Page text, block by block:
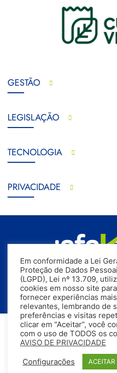
GESTÃO
LEGISLAÇÃO
TECNOLOGIA
PRIVACIDADE
Todos os direitos
Em conformidade a Lei
Proteção de Dados
(LGPD), Lei nº 13.709,
cookies em nosso site para
fornecer experiências mais
relevantes, lembrando de
preferências e visitas
clicar em “Aceitar”, você
com o uso de TODOS os
AVISO DE PRIVACIDADE
Configurações ACEITAR